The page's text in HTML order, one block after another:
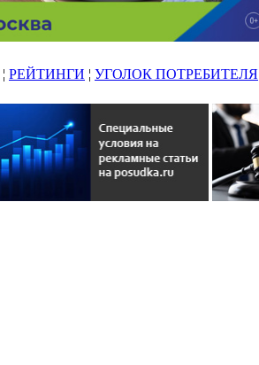
¦ РЕЙТИНГИ ¦ УГОЛОК ПОТРЕБИТЕЛЯ